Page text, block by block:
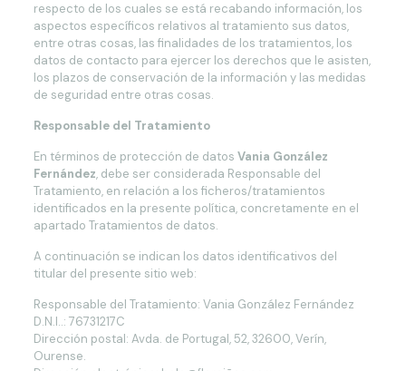
respecto de los cuales se está recabando información, los
aspectos específicos relativos al tratamiento sus datos,
entre otras cosas, las finalidades de los tratamientos, los
datos de contacto para ejercer los derechos que le asisten,
los plazos de conservación de la información y las medidas
de seguridad entre otras cosas.
Responsable del Tratamiento
En términos de protección de datos Vania González
Fernández, debe ser considerada Responsable del
Tratamiento, en relación a los ficheros/tratamientos
identificados en la presente política, concretamente en el
apartado Tratamientos de datos.
A continuación se indican los datos identificativos del
titular del presente sitio web:
Responsable del Tratamiento: Vania González Fernández
D.N.I..: 76731217C
Dirección postal: Avda. de Portugal, 52, 32600, Verín,
Ourense.